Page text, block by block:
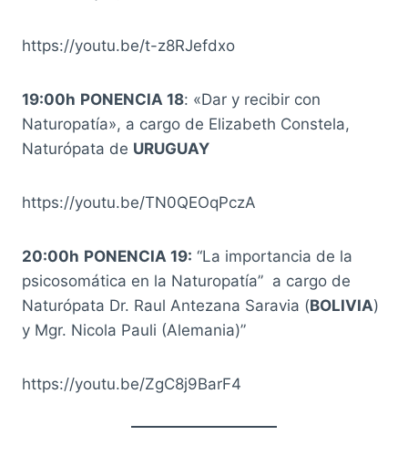
https://youtu.be/t-z8RJefdxo
19:00h PONENCIA 18: «Dar y recibir con
Naturopatía», a cargo de Elizabeth Constela,
Naturópata de URUGUAY
https://youtu.be/TN0QEOqPczA
20:00h PONENCIA 19: “La importancia de la
psicosomática en la Naturopatía” a cargo de
Naturópata Dr. Raul Antezana Saravia (BOLIVIA)
y Mgr. Nicola Pauli (Alemania)”
https://youtu.be/ZgC8j9BarF4